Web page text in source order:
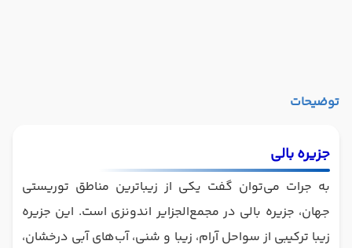
توضیحات
جزیره بالی
به جرات می‌توان گفت یکی از زیباترین مناطق توریستی
جهان، جزیره بالی در مجمع‌الجزایر اندونزی است. این جزیره
زیبا ترکیبی از سواحل آرام، زیبا و شنی، آب‌های آبی درخشان،